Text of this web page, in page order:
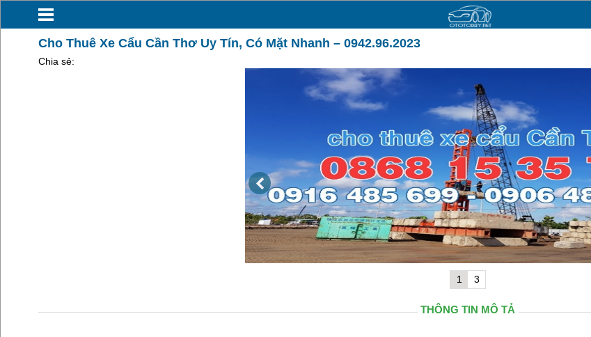
Cho Thuê Xe Cẩu Cần Thơ Uy Tín, Có Mặt Nhanh – 0942.96.2023
Chia sẻ:
1 3
THÔNG TIN MÔ TẢ